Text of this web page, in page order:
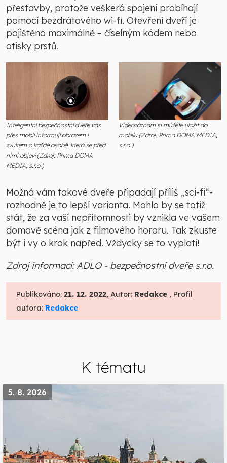
přestavby, protože veškerá spojení probíhají
pomocí bezdrátového wi-fi. Otevření dveří je
pojištěno maximálně – číselným kódem nebo
otisky prstů.
Inteligentní bezpečnostní dveře vás
přes mobil informují obrazem i
zvukem o každé osobě, která se před
nimi objeví (Zdroj: Prima DOMA
MEDIA, s.r.o.)
Videozáznam si můžete uložit do
mobilu (Zdroj: Prima DOMA MEDIA,
s.r.o.)
Možná vám takové dveře připadají příliš „sci-fi“-
rozhodně je to lepší varianta. Mohlo by se totiž
stát, že za vaší nepřítomnosti by vznikla ve vašem
domově scéna jak z filmového hororu. Tak zkuste
být i vy o krok napřed. Vždycky se to vyplatí!
Zdroj informací: ADLO - bezpečnostní dveře s.r.o.
Publikováno: 21. 12. 2022, Autor: Redakce , Profil
autora: Redakce
K tématu
5. 8. 2026